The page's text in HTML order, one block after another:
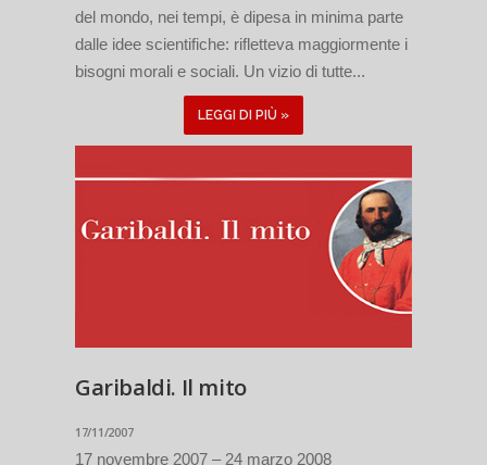
del mondo, nei tempi, è dipesa in minima parte
dalle idee scientifiche: rifletteva maggiormente i
bisogni morali e sociali. Un vizio di tutte...
LEGGI DI PIÙ »
Garibaldi. Il mito
17/11/2007
17 novembre 2007 – 24 marzo 2008